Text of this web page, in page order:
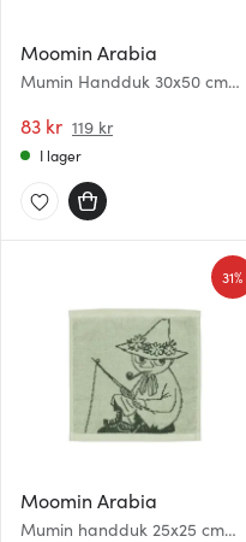
Moomin Arabia
Mumin Handduk 30x50 cm
83 kr 119 kr
I lager
Moomin Arabia
Mumin handduk 25x25 cm
31%